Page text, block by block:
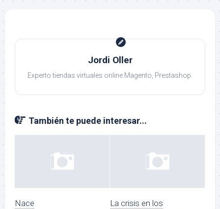
Jordi Oller
Experto tiendas virtuales online Magento, Prestashop.
También te puede interesar...
Nace
La crisis en los